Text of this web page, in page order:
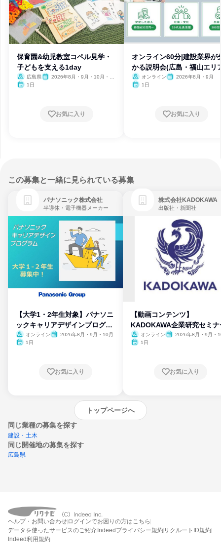
保育園&幼児教室コペル見学・
子どもを支える1day
広島県
2026年8月・9月・10月・11
1日
お気に入り
オンライン60分|建設業界が
かる説明会(広島・福山エリ
オンライン
2026年8月・9月
1日
お気に入り
この募集と一緒に見られている募集
パナソニック株式会社
半導体・電子機器メーカー
【大学1・2年生対象】パナソニ
ックキャリアデザインプログラ
ム
オンライン
2026年8月・9月・10月
1日
お気に入り
株式会社KADOKAWA
出版社・新聞社
【動画コンテンツ】
KADOKAWA企業研究セミナ
オンライン
2026年8月・9月・
1日
お気に入り
トップページへ
同じ業種の募集を探す
建設・土木
同じ開催地の募集を探す
広島県
エントリーするとプログラムの詳細案内を
受け取れるようになります
ヘルプ・お問い合わせ ログインでお困りの方はこちら
データを使ったサービスのご紹介 Indeedプライバシー規約 リクルートID規約
Indeed利用規約